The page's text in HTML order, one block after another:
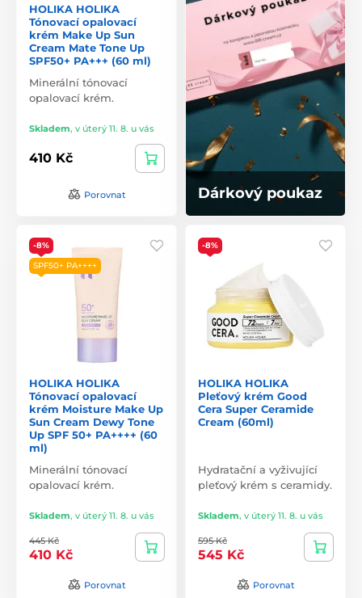
HOLIKA HOLIKA
Tónovací opalovací
krém Make Up Sun
Cream Mate Tone Up
SPF50+ PA+++ (60 ml)
Minerální tónovací
opalovací krém.
Skladem, v úterý 11. 8. u vás
410 Kč
Porovnat Dárkový poukaz
-8%
SPF50+ PA++++
HOLIKA HOLIKA
Tónovací opalovací
krém Moisture Make Up
Sun Cream Dewy Tone
Up SPF 50+ PA++++ (60
ml)
Minerální tónovací
opalovací krém.
Skladem, v úterý 11. 8. u vás
445 Kč
410 Kč
Porovnat
-8%
HOLIKA HOLIKA
Pleťový krém Good
Cera Super Ceramide
Cream (60ml)
Hydratační a vyživující
pleťový krém s ceramidy.
Skladem, v úterý 11. 8. u vás
595 Kč
545 Kč
Porovnat